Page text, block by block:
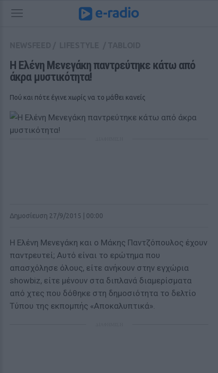
Η Ελένη Μενεγάκη παντρεύτηκε κάτω από
άκρα μυστικότητα!
Πού και πότε έγινε χωρίς να το μάθει κανείς
Δημοσίευση 27/9/2015 | 00:00
Η Ελένη Μενεγάκη και ο Μάκης Παντζόπουλος έχουν
παντρευτεί; Αυτό είναι το ερώτημα που
απασχόλησε όλους, είτε ανήκουν στην εγχώρια
showbiz, είτε μένουν στα διπλανά διαμερίσματα
από χτες που δόθηκε στη δημοσιότητα το δελτίο
Τύπου της εκπομπής «Αποκαλυπτικά».